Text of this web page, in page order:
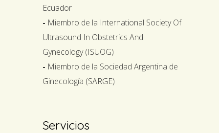
Ecuador
- Miembro de la International Society Of
Ultrasound In Obstetrics And
Gynecology (ISUOG)
- Miembro de la Sociedad Argentina de
Ginecología (SARGE)
Servicios